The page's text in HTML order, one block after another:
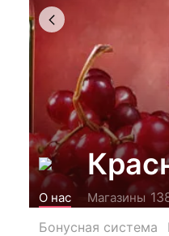
О нас Магазины
Бонусная система